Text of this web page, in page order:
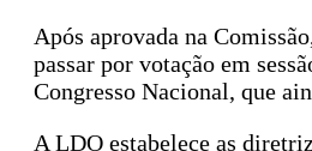
Após aprovada na
passar por votação em
Congresso Nacional, que
A LDO estabelece as